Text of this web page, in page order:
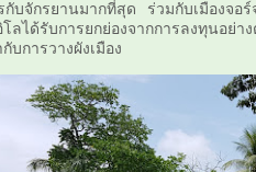
กับจักรยานมากที่สุด ร่วมกับเมืองจ
ลได้รับการยกย่องจากการลงทุนอย่
บการวางผังเมือง